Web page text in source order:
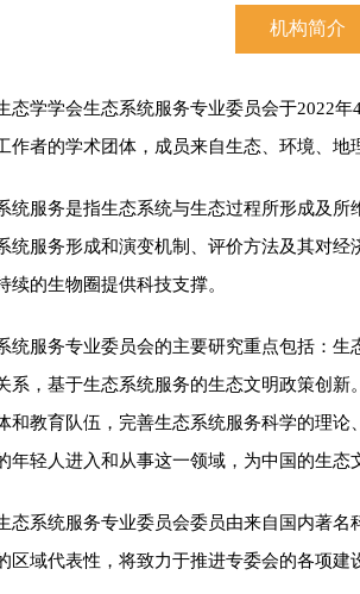
机构简介
态学学会生态系统服务专业委员会于2022
作者的学术团体，成员来自生态、环境、地
统服务是指生态系统与生态过程所形成及所
统服务形成和演变机制、评价方法及其对
续的生物圈提供科技支撑。
统服务专业委员会的主要研究重点包括：
系，基于生态系统服务的生态文明政策创
和教育队伍，完善生态系统服务科学的理
年轻人进入和从事这一领域，为中国的生态
态系统服务专业委员会委员由来自国内著名
区域代表性，将致力于推进专委会的各项建